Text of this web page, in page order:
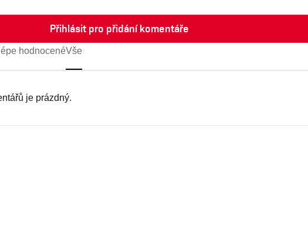
Přihlásit pro přidání komentáře
hodnocenéVše
je prázdný.